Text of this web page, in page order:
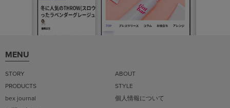
MENU
STORY
ABOUT
PRODUCTS
STYLE
bex journal
個人情報について